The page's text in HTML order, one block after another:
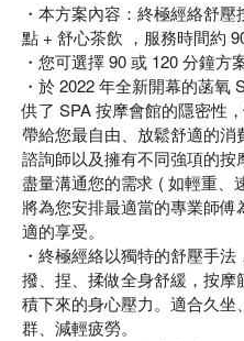
・本方案內容：終極經絡舒
點 + 舒心茶飲 ，服務時間約 90
・您可選擇 90 或 120 分鐘方
・於 2022 年全新開幕的菡氧
供了 SPA 按摩會館的隱密性
帶給您最自由、放鬆舒適的
諮詢師以及擁有不同強項的
盡量溝通您的需求 ( 如輕重、
將為您安排最適當的專業師
適的享受。
・終極經絡以獨特的舒壓手法
撥、捏、揉做全身舒緩，按
積下來的身心壓力。適合久
群、減輕疲勞。